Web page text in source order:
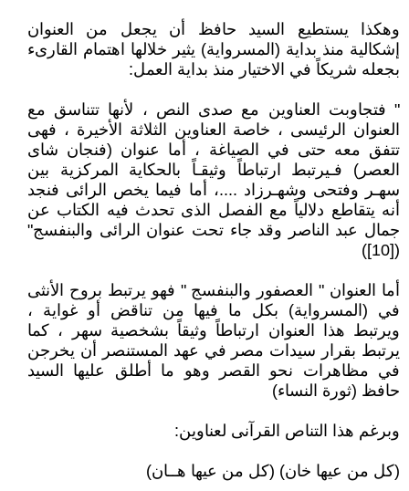
وهكذا يستطيع السيد حافظ أن يجعل من العنوان
إشكالية منذ بداية (المسرواية) يثير خلالها اهتمام القارىء
بجعله شريكاً في الاختيار منذ بداية العمل:
" فتجاوبت العناوين مع صدى النص ، لأنها تتناسق مع
العنوان الرئيسى ، خاصة العناوين الثلاثة الأخيرة ، فهى
تتفق معه حتى في الصياغة ، أما عنوان (فنجان شاى
العصر) فـيرتبط ارتباطاً وثيقـاً بالحكاية المركزية بين
سهـر وفتحى وشهـرزاد ....، أما فيما يخص الرائى فنجد
أنه يتقاطع دلالياً مع الفصل الذى تحدث فيه الكتاب عن
جمال عبد الناصر وقد جاء تحت عنوان الرائى والبنفسج"
([10])
أما العنوان " العصفور والبنفسج " فهو يرتبط بروح الأنثى
في (المسرواية) بكل ما فيها من تناقض أو غواية ،
ويرتبط هذا العنوان ارتباطاً وثيقاً بشخصية سهر ، كما
يرتبط بقرار سيدات مصر في عهد المستنصر أن يخرجن
في مظاهرات نحو القصر وهو ما أطلق عليها السيد
حافظ (ثورة النساء)
وبرغم هذا التناص القرآنى لعناوين:
(كل من عيها خان) (كل من عيها هــان)